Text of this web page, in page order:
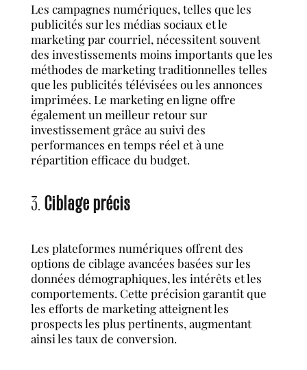
Les campagnes numériques, telles que les
publicités sur les médias sociaux et le
marketing par courriel, nécessitent souvent
des investissements moins importants que les
méthodes de marketing traditionnelles telles
que les publicités télévisées ou les annonces
imprimées. Le marketing en ligne offre
également un meilleur retour sur
investissement grâce au suivi des
performances en temps réel et à une
répartition efficace du budget.
3. Ciblage précis
Les plateformes numériques offrent des
options de ciblage avancées basées sur les
données démographiques, les intérêts et les
comportements. Cette précision garantit que
les efforts de marketing atteignent les
prospects les plus pertinents, augmentant
ainsi les taux de conversion.